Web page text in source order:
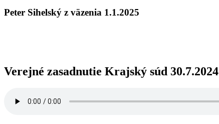
Peter Sihelský z väzenia 1.1.2025
Verejné zasadnutie Krajský súd 30.7.2024